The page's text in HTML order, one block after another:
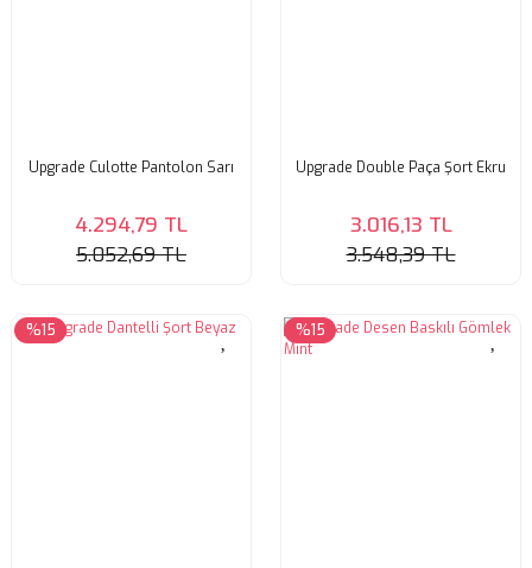
Upgrade Culotte Pantolon Sarı
4.294,79 TL
5.052,69 TL
Upgrade Double Paça Şort Ekru
3.016,13 TL
3.548,39 TL
%15 %15